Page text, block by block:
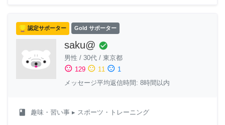
認定サポーター Gold サポーター
saku@ check_circle
男性 / 30代 / 東京都
sentiment_satisfied 129 sentiment_neutral 11 sentiment_dissatisfied 1
メッセージ平均返信時間: 8時間以内
class 趣味・習い事 ▸ スポーツ・トレーニング